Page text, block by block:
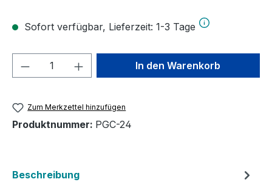
Sofort verfügbar, Lieferzeit: 1-3 Tage
Produkt Anzahl: Gib denIn den Warenkorb
Zum Merkzettel hinzufügen
Produktnummer: PGC-24
Beschreibung